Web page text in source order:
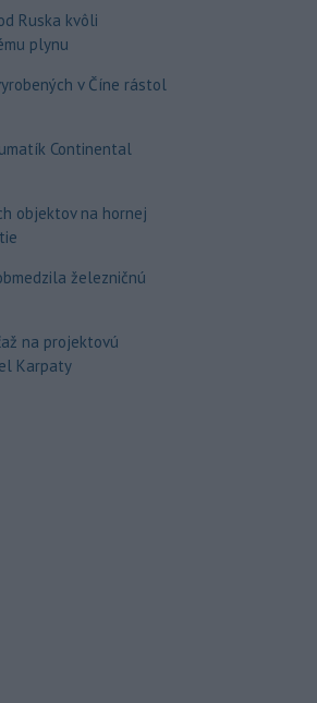
Ruska kvôli
plynu
v Číne rástol
Continental
objektov na hornej
železničnú
na projektovú
Karpaty